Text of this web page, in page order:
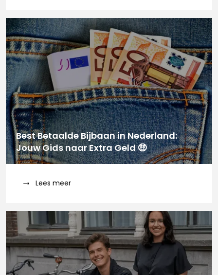
Best Betaalde Bijbaan in Nederland:
Jouw Gids naar Extra Geld 🤑
Lees meer